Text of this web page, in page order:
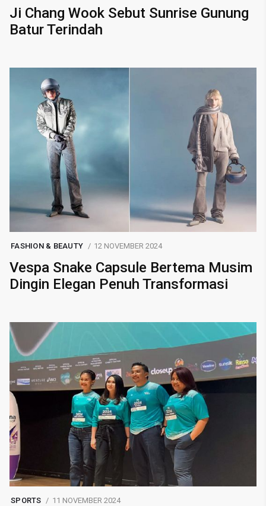
Ji Chang Wook Sebut Sunrise Gunung
Batur Terindah
FASHION & BEAUTY 12 NOVEMBER 2024
Vespa Snake Capsule Bertema Musim
Dingin Elegan Penuh Transformasi
SPORTS 11 NOVEMBER 2024